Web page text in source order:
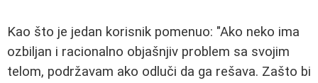
Kao što je jedan korisnik pomenuo: "Ako neko ima
ozbiljan i racionalno objašnjiv problem sa svojim
telom, podržavam ako odluči da ga rešava. Zašto bi